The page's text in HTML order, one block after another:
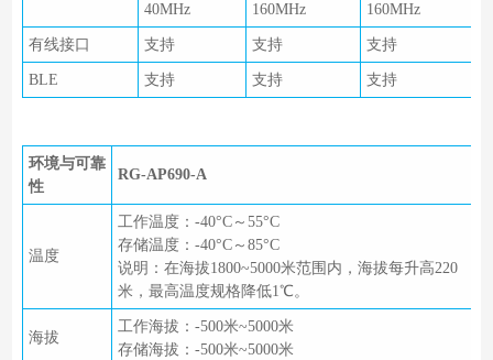
40MHz
160MHz
160MHz
有线接口 支持 支持 支持
BLE 支持 支持 支持
环境与可靠
性
RG-AP690-A
温度
工作温度：-40°C～55°C
存储温度：-40°C～85°C
说明：在海拔1800~5000米范围内，海拔每升高220
米，最高温度规格降低1℃。
海拔
工作海拔：-500米~5000米
存储海拔：-500米~5000米